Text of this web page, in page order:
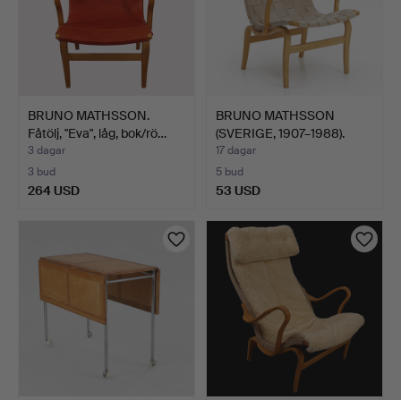
BRUNO MATHSSON.
Fåtölj, "Eva", låg, bok/rö…
3 dagar
3 bud
264 USD
BRUNO MATHSSON
(SVERIGE, 1907–1988).
Fåtöl…
17 dagar
5 bud
53 USD